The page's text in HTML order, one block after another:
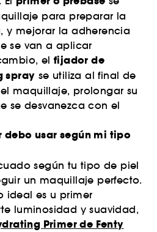
para preparar la
y mejorar la adherencia
se van a aplicar
el fijador de
spray se utiliza al final de
maquillaje, prolongar su
se desvanezca con el
debo usar según mi tipo
según tu tipo de piel
un maquillaje perfecto.
ideal es u primer
luminosidad y suavidad,
Primer de Fenty